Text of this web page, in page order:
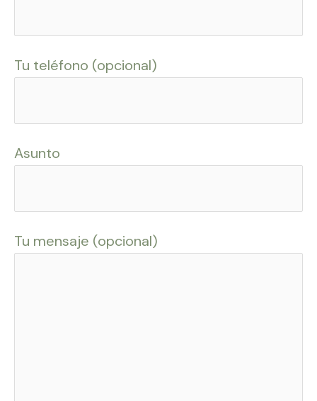
Tu teléfono (opcional)
Asunto
Tu mensaje (opcional)